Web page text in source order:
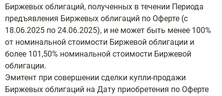
Биржевых облигаций, полученных в течении Периода
предъявления Биржевых облигаций по Оферте (с
18.06.2025 по 24.06.2025), и не может быть менее 100%
от номинальной стоимости Биржевой облигации и
более 101,50% номинальной стоимости Биржевой
облигации.
Эмитент при совершении сделки купли-продажи
Биржевых облигаций на Дату приобретения по Оферте